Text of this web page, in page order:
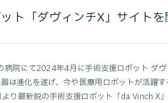
ト「ダヴィンチX」サイトを
病院にて2024年4月に手術支援ロボット ダ
は進化を遂げ、今や医療用ロボットが活躍す
り最新鋭の手術支援ロボット「da Vinch X